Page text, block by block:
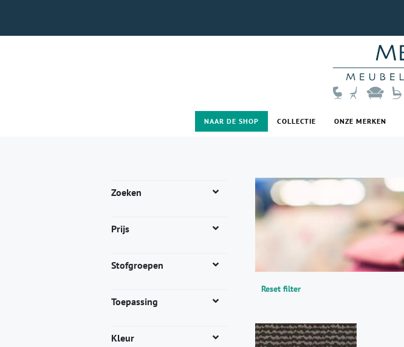
NAAR DE SHOP COLLECTIE ONZE MERKEN
Zoeken
Prijs
Stofgroepen
Toepassing
Kleur
Reset filter